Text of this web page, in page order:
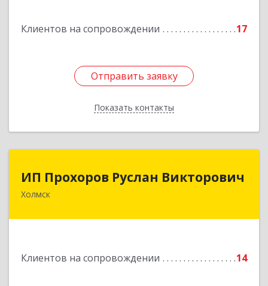
Клиентов на сопровождении 17
Отправить заявку
Показать контакты
Отправить заявку
Назад
ИП Прохоров Руслан Викторович
Холмск
Клиентов на сопровождении 14
694620, Сахалинская обл, Холмский р-н, Холмск